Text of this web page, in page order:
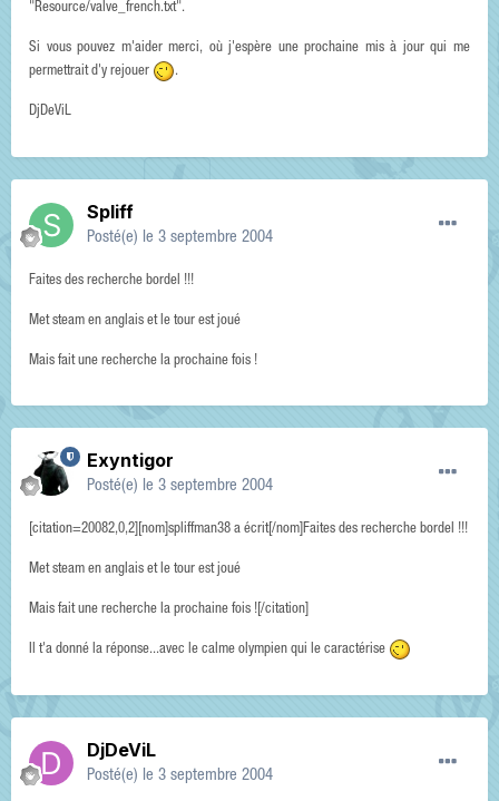
"Resource/valve_french.txt".
Si vous pouvez m'aider merci, où j'espère une prochaine mis à jour qui me
permettrait d'y rejouer
.
DjDeViL
Spliff
Posté(e) le 3 septembre 2004
Faites des recherche bordel !!!
Met steam en anglais et le tour est joué
Mais fait une recherche la prochaine fois !
Exyntigor
Posté(e) le 3 septembre 2004
[citation=20082,0,2][nom]spliffman38 a écrit[/nom]Faites des recherche bordel !!!
Met steam en anglais et le tour est joué
Mais fait une recherche la prochaine fois ![/citation]
Il t'a donné la réponse...avec le calme olympien qui le caractérise
DjDeViL
Posté(e) le 3 septembre 2004